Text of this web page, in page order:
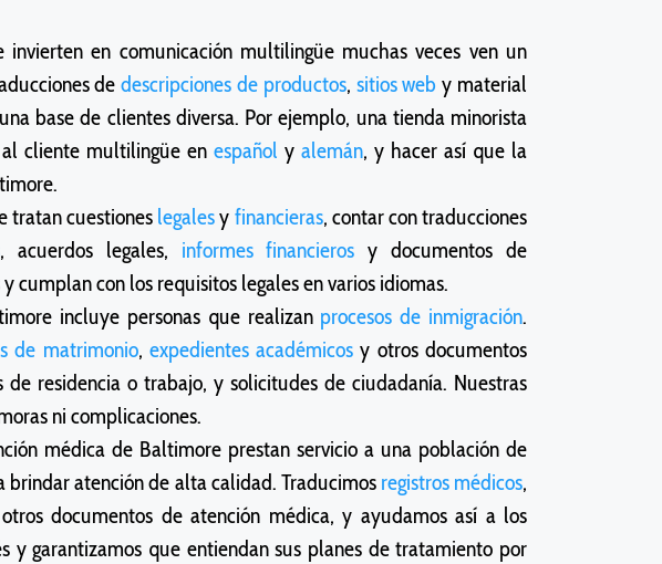
en comunicación multilingüe muchas veces ven un
dedescripciones de productos, sitios web y material
base de clientes diversa. Por ejemplo, una tienda minorista
cliente multilingüe en español y alemán, y hacer así que la
tratan cuestiones legalesy financieras, contar con traducciones
, acuerdos legales, informes financieros y documentos de
cumplan con los requisitos legales en varios idiomas.
incluye personas que realizan procesos de inmigración.
de matrimonio, expedientes académicos y otros documentos
residencia o trabajo, y solicitudes de ciudadanía. Nuestras
ni complicaciones.
médica de Baltimore prestan servicio a una población de
brindar atención de alta calidad. Traducimos registros médicos,
documentos de atención médica, y ayudamos así a los
y garantizamos que entiendan sus planes de tratamiento por